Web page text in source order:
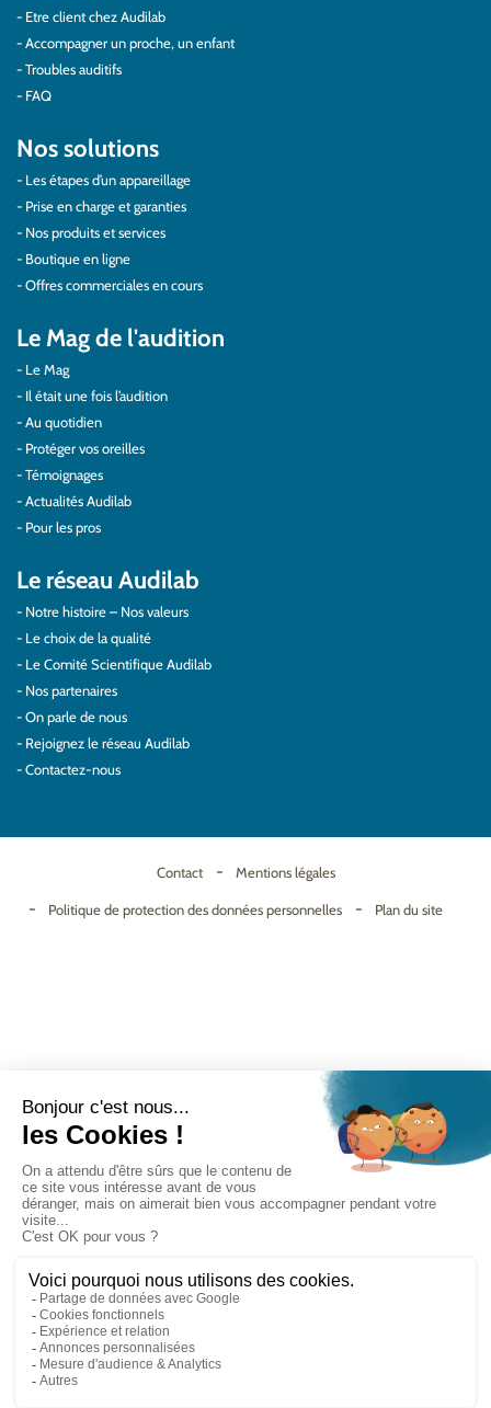
Etre client chez Audilab
Accompagner un proche, un enfant
Troubles auditifs
FAQ
Nos solutions
Les étapes d’un appareillage
Prise en charge et garanties
Nos produits et services
Boutique en ligne
Offres commerciales en cours
Le Mag de l'audition
Le Mag
Il était une fois l’audition
Au quotidien
Protéger vos oreilles
Témoignages
Actualités Audilab
Pour les pros
Le réseau Audilab
Notre histoire – Nos valeurs
Le choix de la qualité
Le Comité Scientifique Audilab
Nos partenaires
On parle de nous
Rejoignez le réseau Audilab
Contactez-nous
Contact Mentions légales
Politique de protection des données personnelles Plan du site